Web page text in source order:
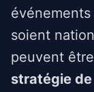
soient
peuvent
stratégie